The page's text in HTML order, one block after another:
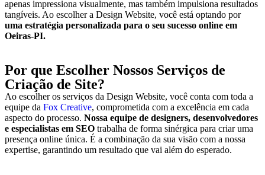
apenas impressiona visualmente, mas também impulsiona resultados
tangíveis. Ao escolher a Design Website, você está optando por
uma estratégia personalizada para o seu sucesso online em
Oeiras-PI.
Por que Escolher Nossos Serviços de
Criação de Site?
Ao escolher os serviços da Design Website, você conta com toda a
equipe da Fox Creative, comprometida com a excelência em cada
aspecto do processo. Nossa equipe de designers, desenvolvedores
e especialistas em SEO trabalha de forma sinérgica para criar uma
presença online única. É a combinação da sua visão com a nossa
expertise, garantindo um resultado que vai além do esperado.